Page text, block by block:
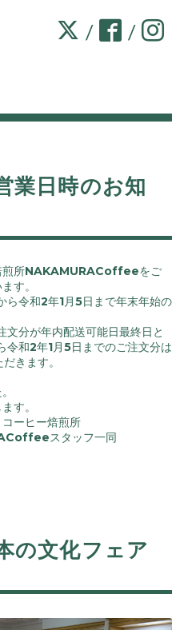
/ /
業日時のお知
煎所NAKAMURACoffeeをご
す。
ら令和2年1月5日まで年末年始の
分が年内配送可能日最終日と
令和2年1月5日までのご注文分は
きます。
す。
ー焙煎所
スタッフ一同
の文化フェア